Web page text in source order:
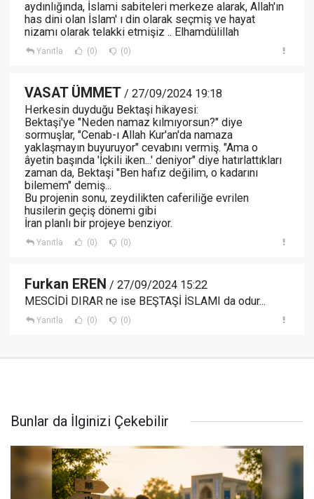
aydınlığında, İslami sabiteleri merkeze alarak, Allah'ın
has dini olan İslam' ı din olarak seçmiş ve hayat
nizamı olarak telakki etmişiz .. Elhamdülillah
Yanıtla (0) (0)
VASAT ÜMMET / 27/09/2024 19:18
Herkesin duyduğu Bektaşi hikayesi:
Bektaşi'ye "Neden namaz kılmıyorsun?" diye
sormuşlar, "Cenab-ı Allah Kur'an'da namaza
yaklaşmayın buyuruyor" cevabını vermiş. "Ama o
âyetin başında 'İçkili iken...' deniyor" diye hatırlattıkları
zaman da, Bektaşi "Ben hafız değilim, o kadarını
bilemem" demiş...
Bu projenin sonu, zeydilikten caferiliğe evrilen
husilerin geçiş dönemi gibi
İran planlı bir projeye benziyor.
Yanıtla (0) (0)
Furkan EREN / 27/09/2024 15:22
MESCİDİ DIRAR ne ise BEŞTAŞİ İSLAMI da odur...
Yanıtla (0) (0)
Bunlar da İlginizi Çekebilir